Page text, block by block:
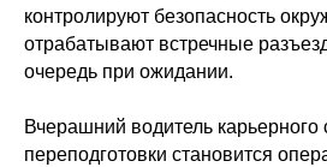
контролируют безопасность
отрабатывают встречные
очередь при ожидании.
Вчерашний водитель
переподготовки становится